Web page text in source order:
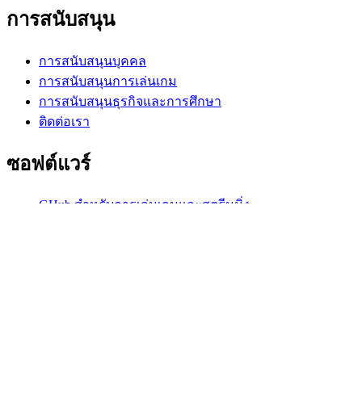
การสนับสนุน
การสนับสนุนบุคคล
การสนับสนุนการเล่นเกม
การสนับสนุนธุรกิจและการศึกษา
ติดต่อเรา
ซอฟต์แวร์
GHub สำหรับการเล่นเกมและสตรีมมิ่ง